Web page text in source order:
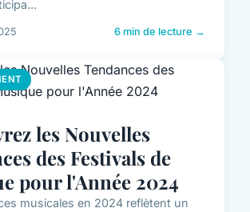
6 min de lecture →
les Nouvelles
des Festivals de
pour l'Année 2024
musicales en 2024 reflètent un